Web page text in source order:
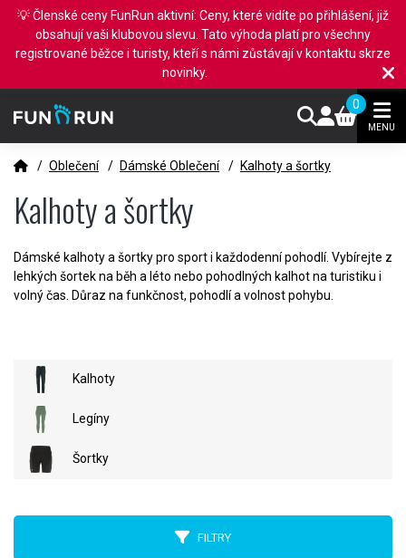
0
MENU
/ Oblečení / Dámské Oblečení / Kalhoty a šortky
Kalhoty a šortky
Dámské kalhoty a šortky pro sport i každodenní pohodlí. Vybírejte z
lehkých šortek na běh a léto nebo pohodlných kalhot na turistiku i
volný čas. Důraz na funkčnost, pohodlí a volnost pohybu.
Kalhoty
Legíny
Šortky
FILTRY
💡 Členské ceny FunRun aktivní: Ceny, které vidíte po přihlášení, již
obsahují vaši klubovou slevu. Tato výhoda platí pro všechny
registrované běžce i turisty, kteří s námi zůstávají v kontaktu skrze
novinky.